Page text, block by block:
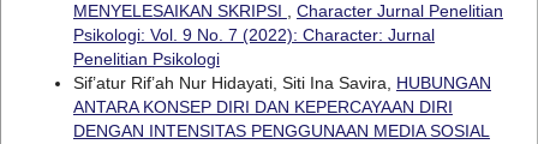
MENYELESAIKAN SKRIPSI , Character Jurnal Penelitian
Psikologi: Vol. 9 No. 7 (2022): Character: Jurnal
Penelitian Psikologi
Sif’atur Rif’ah Nur Hidayati, Siti Ina Savira, HUBUNGAN
ANTARA KONSEP DIRI DAN KEPERCAYAAN DIRI
DENGAN INTENSITAS PENGGUNAAN MEDIA SOSIAL